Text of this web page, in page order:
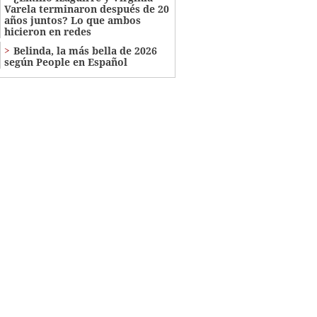
Varela terminaron después de 20
años juntos? Lo que ambos
hicieron en redes
Belinda, la más bella de 2026
según People en Español